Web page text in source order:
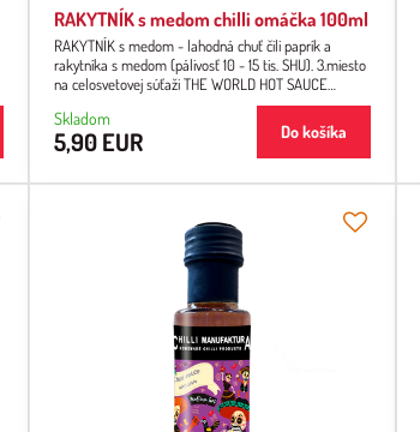
RAKYTNÍK s medom chilli omáčka 100ml
RAKYTNÍK s medom - lahodná chuť čili paprík a
rakytníka s medom (pálivosť 10 - 15 tis. SHU). 3.miesto
na celosvetovej súťaži THE WORLD HOT SAUCE
AWARDS. Kombinácia chilli a rakytníka nabitého
antioxidantmi je naozaj chutná a zdravá pochutina.
Skladom
5,90 EUR Do košíka